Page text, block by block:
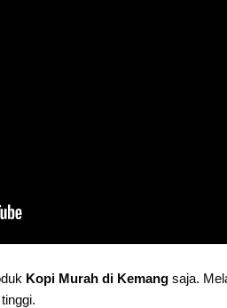
Kopi Murah di Kemang saja.